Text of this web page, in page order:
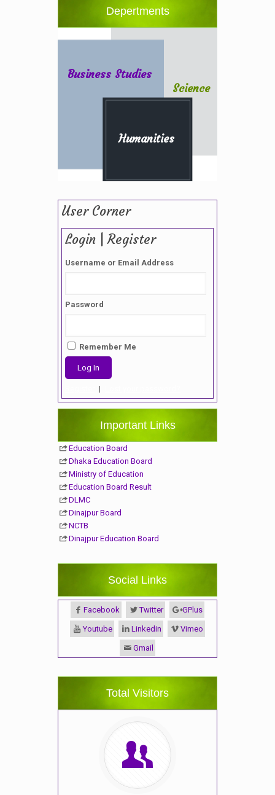
Depertments
Humanities
Business Studies
Science
User Corner
Login | Register
Username or Email Address
Password
Remember Me
|
Important Links
Education Board
Dhaka Education Board
Ministry of Education
Education Board Result
DLMC
Dinajpur Board
NCTB
Dinajpur Education Board
Social Links
Facebook Twitter GPlus
Youtube Linkedin Vimeo
Gmail
Total Visitors